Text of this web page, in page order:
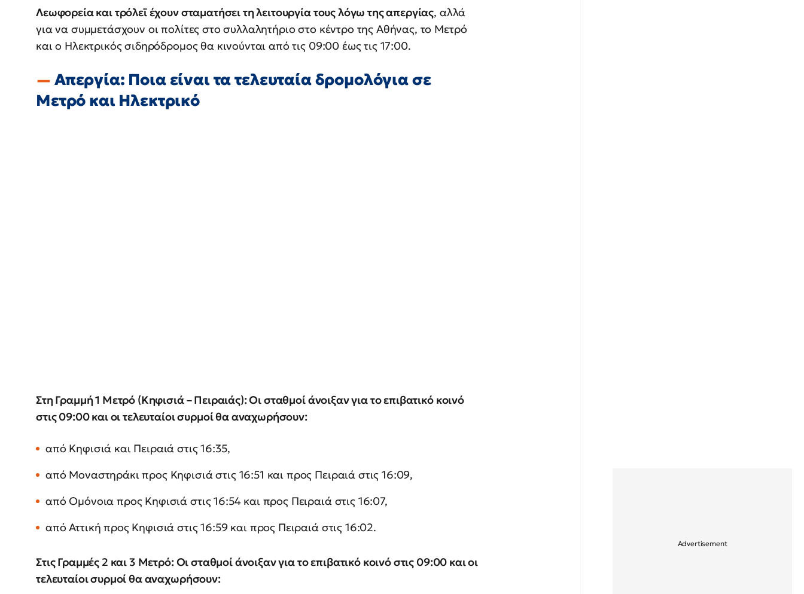
Λεωφορεία και τρόλεϊ έχουν σταματήσει τη λειτουργία τους λόγω της απεργίας, αλλά
για να συμμετάσχουν οι πολίτες στο συλλαλητήριο στο κέντρο της Αθήνας, το Μετρό
και ο Ηλεκτρικός σιδηρόδρομος θα κινούνται από τις 09:00 έως τις 17:00.
Απεργία: Ποια είναι τα τελευταία δρομολόγια σε
Μετρό και Ηλεκτρικό
Στη Γραμμή 1 Μετρό (Κηφισιά – Πειραιάς): Οι σταθμοί άνοιξαν για το επιβατικό κοινό
στις 09:00 και οι τελευταίοι συρμοί θα αναχωρήσουν:
από Κηφισιά και Πειραιά στις 16:35,
από Μοναστηράκι προς Κηφισιά στις 16:51 και προς Πειραιά στις 16:09,
από Ομόνοια προς Κηφισιά στις 16:54 και προς Πειραιά στις 16:07,
από Αττική προς Κηφισιά στις 16:59 και προς Πειραιά στις 16:02.
Στις Γραμμές 2 και 3 Μετρό: Οι σταθμοί άνοιξαν για το επιβατικό κοινό στις 09:00 και οι
τελευταίοι συρμοί θα αναχωρήσουν: